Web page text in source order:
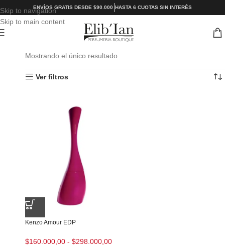
Skip to navigation
Skip to main content
ENVÍOS GRATIS DESDE $90.000 HASTA 6 CUOTAS SIN INTERÉS
Mostrando el único resultado
Ver filtros
Kenzo Amour EDP
$160.000,00 - $298.000,00